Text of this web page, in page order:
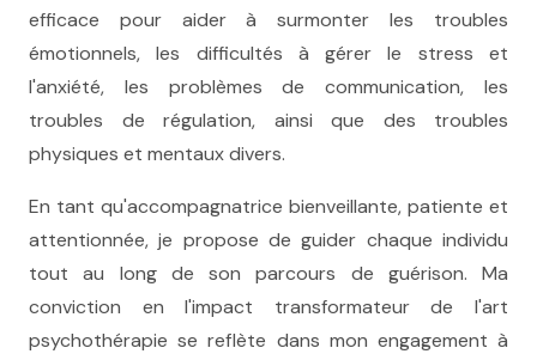
efficace pour aider à surmonter les troubles
émotionnels, les difficultés à gérer le stress et
l'anxiété, les problèmes de communication, les
troubles de régulation, ainsi que des troubles
physiques et mentaux divers.
En tant qu'accompagnatrice bienveillante, patiente et
attentionnée, je propose de guider chaque individu
tout au long de son parcours de guérison. Ma
conviction en l'impact transformateur de l'art
psychothérapie se reflète dans mon engagement à